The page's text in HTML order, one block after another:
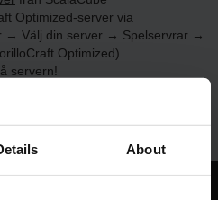
About
Optimized-server via
→ Välj din server → Spelservrar →
Optimized)
servern!